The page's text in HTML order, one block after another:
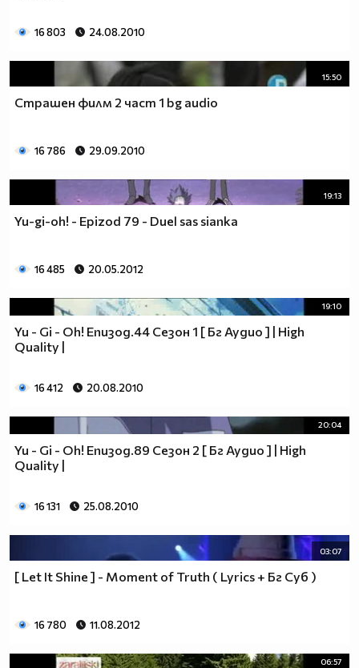
16 803 24.08.2010
15:50
Страшен филм 2 част 1 bg audio
16 786 29.09.2010
19:13
Yu-gi-oh! - Epizod 79 - Duel sas sianka
16 485 20.05.2012
19:10
Yu - Gi - Oh! Епизод.44 Сезон 1 [ Бг Аудио ] | High
Quality |
16 412 20.08.2010
20:04
Yu - Gi - Oh! Епизод.89 Сезон 2 [ Бг Аудио ] | High
Quality |
16 131 25.08.2010
03:07
[ Let It Shine ] - Moment of Truth ( Lyrics + Бг Суб )
16 780 11.08.2012
06:57